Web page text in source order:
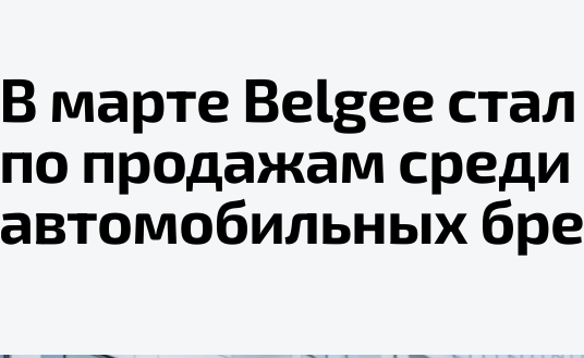
В марте Belgee
по продажам
автомобильных